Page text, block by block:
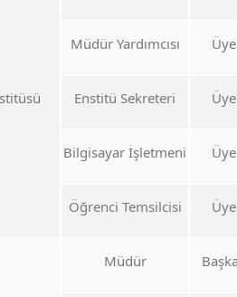
Müdür Yardımcısı Üye
Enstitü Sekreteri Üye
Bilgisayar İşletmeni Üye
Öğrenci Temsilcisi Üye
Müdür